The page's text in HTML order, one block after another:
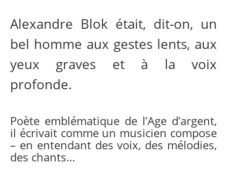
Alexandre Blok était, dit-on, un
bel homme aux gestes lents, aux
yeux graves et à la voix
profonde.
Poète emblématique de l’Age d’argent,
il écrivait comme un musicien compose
– en entendant des voix, des mélodies,
des chants…